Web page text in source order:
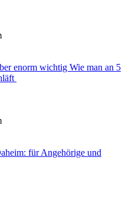
enorm wichtig Wie man an 5
für Angehörige und